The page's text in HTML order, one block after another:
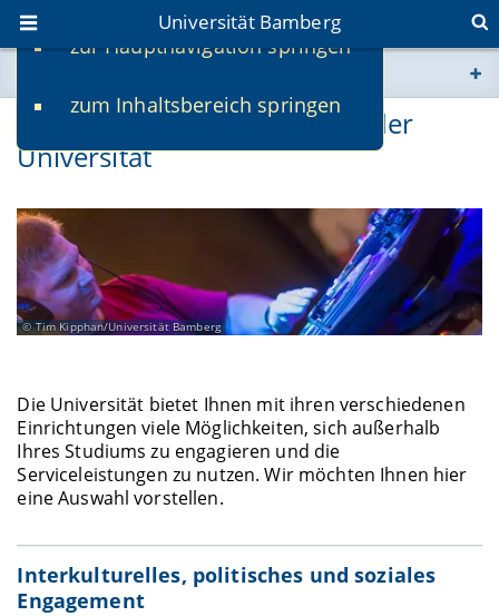
zur Hauptnavigation springen
zum Inhaltsbereich springen
Universität Bamberg
www.uni-bamberg.de
univis.uni-bamberg.de
Freizeit und Engagement an der
Universität
Tim Kipphan/Universität Bamberg
Die Universität bietet Ihnen mit ihren verschiedenen
Einrichtungen viele Möglichkeiten, sich außerhalb
Ihres Studiums zu engagieren und die
Serviceleistungen zu nutzen. Wir möchten Ihnen hier
eine Auswahl vorstellen.
Interkulturelles, politisches und soziales
Engagement